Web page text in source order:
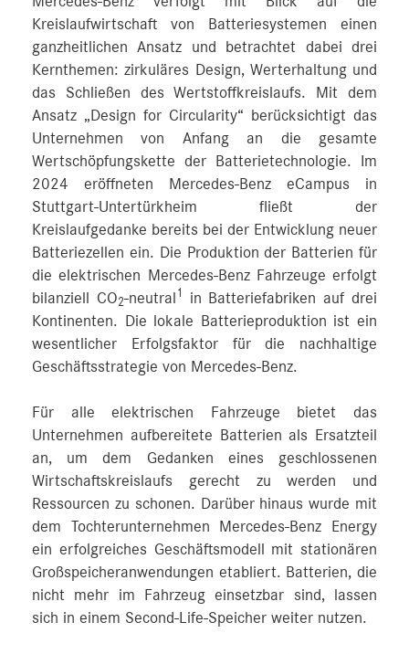
Kreislaufwirtschaft von Batteriesystemen einen
ganzheitlichen Ansatz und betrachtet dabei drei
Kernthemen: zirkuläres Design, Werterhaltung und
das Schließen des Wertstoffkreislaufs. Mit dem
Ansatz „Design for Circularity“ berücksichtigt das
Unternehmen von Anfang an die gesamte
Wertschöpfungskette der Batterietechnologie. Im
2024 eröffneten Mercedes-Benz eCampus in
Stuttgart-Untertürkheim fließt der
Kreislaufgedanke bereits bei der Entwicklung neuer
Batteriezellen ein. Die Produktion der Batterien für
die elektrischen Mercedes-Benz Fahrzeuge erfolgt
bilanziell CO2-neutral 1
in Batteriefabriken auf drei
Kontinenten. Die lokale Batterieproduktion ist ein
wesentlicher Erfolgsfaktor für die nachhaltige
Geschäftsstrategie von Mercedes-Benz.
Für alle elektrischen Fahrzeuge bietet das
Unternehmen aufbereitete Batterien als Ersatzteil
an, um dem Gedanken eines geschlossenen
Wirtschaftskreislaufs gerecht zu werden und
Ressourcen zu schonen. Darüber hinaus wurde mit
dem Tochterunternehmen Mercedes-Benz Energy
ein erfolgreiches Geschäftsmodell mit stationären
Großspeicheranwendungen etabliert. Batterien, die
nicht mehr im Fahrzeug einsetzbar sind, lassen
sich in einem Second-Life-Speicher weiter nutzen.